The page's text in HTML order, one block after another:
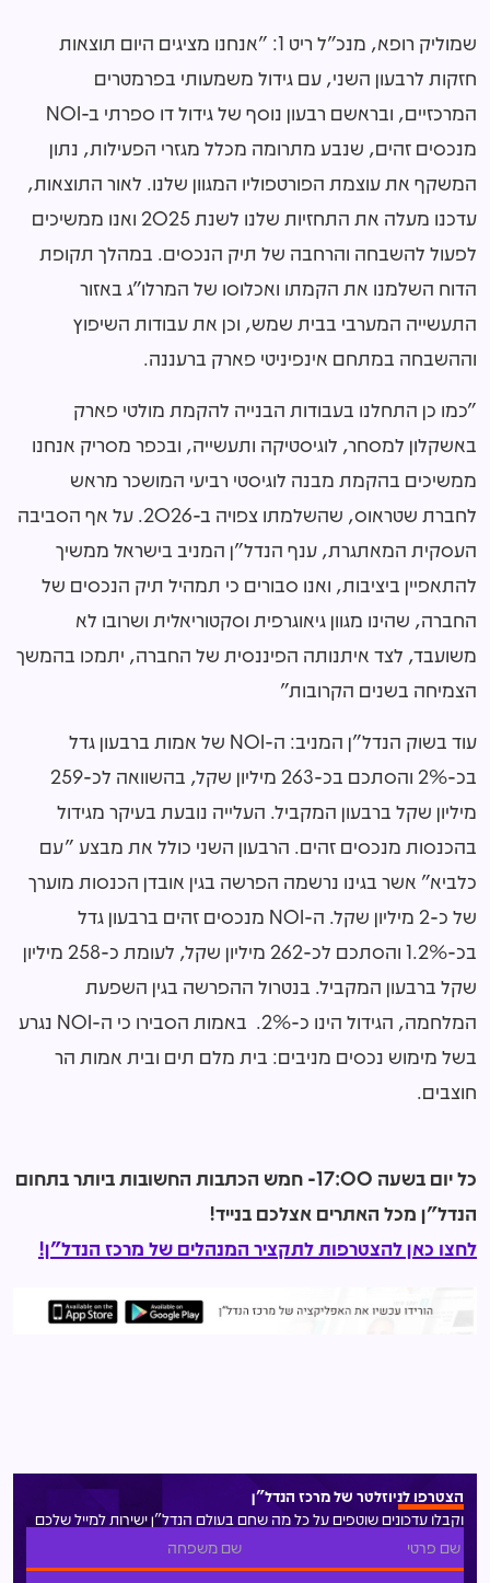
שמוליק רופא, מנכ"ל ריט 1: "אנחנו מציגים היום תוצאות
חזקות לרבעון השני, עם גידול משמעותי בפרמטרים
המרכזיים, ובראשם רבעון נוסף של גידול דו ספרתי ב-NOI
מנכסים זהים, שנבע מתרומה מכלל מגזרי הפעילות, נתון
המשקף את עוצמת הפורטפוליו המגוון שלנו. לאור התוצאות,
עדכנו מעלה את התחזיות שלנו לשנת 2025 ואנו ממשיכים
לפעול להשבחה והרחבה של תיק הנכסים. במהלך תקופת
הדוח השלמנו את הקמתו ואכלוסו של המרלו"ג באזור
התעשייה המערבי בבית שמש, וכן את עבודות השיפוץ
וההשבחה במתחם אינפיניטי פארק ברעננה.
"כמו כן התחלנו בעבודות הבנייה להקמת מולטי פארק
באשקלון למסחר, לוגיסטיקה ותעשייה, ובכפר מסריק אנחנו
ממשיכים בהקמת מבנה לוגיסטי רביעי המושכר מראש
לחברת שטראוס, שהשלמתו צפויה ב-2026. על אף הסביבה
העסקית המאתגרת, ענף הנדל"ן המניב בישראל ממשיך
להתאפיין ביציבות, ואנו סבורים כי תמהיל תיק הנכסים של
החברה, שהינו מגוון גיאוגרפית וסקטוריאלית ושרובו לא
משועבד, לצד איתנותה הפיננסית של החברה, יתמכו בהמשך
הצמיחה בשנים הקרובות"
עוד בשוק הנדל"ן המניב: ה-NOI של אמות ברבעון גדל
בכ-2% והסתכם בכ-263 מיליון שקל, בהשוואה לכ-259
מיליון שקל ברבעון המקביל. העלייה נובעת בעיקר מגידול
בהכנסות מנכסים זהים. הרבעון השני כולל את מבצע "עם
כלביא" אשר בגינו נרשמה הפרשה בגין אובדן הכנסות מוערך
של כ-2 מיליון שקל. ה-NOI מנכסים זהים ברבעון גדל
בכ-1.2% והסתכם לכ-262 מיליון שקל, לעומת כ-258 מיליון
שקל ברבעון המקביל. בנטרול ההפרשה בגין השפעת
המלחמה, הגידול הינו כ-2%. באמות הסבירו כי ה-NOI נגרע
בשל מימוש נכסים מניבים: בית מלם תים ובית אמות הר
חוצבים.
כל יום בשעה 17:00- חמש הכתבות החשובות ביותר בתחום
הנדל"ן מכל האתרים אצלכם בנייד!
לחצו כאן להצטרפות לתקציר המנהלים של מרכז הנדל"ן!
הצטרפו לניוזלטר של מרכז הנדל"ן
וקבלו עדכונים שוטפים על כל מה שחם בעולם הנדל"ן ישירות למייל שלכם